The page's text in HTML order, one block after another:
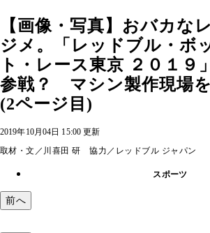
【画像・写真】おバカな
ジメ。「レッドブル・ボ
ト・レース東京 ２０１９
参戦？ マシン製作現場を
(2ページ目)
2019年10月04日 15:00 更新
取材・文／川喜田 研 協力／レッドブル ジャパン
スポーツ
前へ